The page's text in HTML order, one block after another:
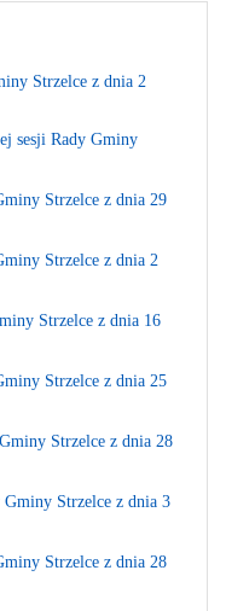
Strzelce z dnia 2
sesji Rady Gminy
Strzelce z dnia 29
Strzelce z dnia 2
Strzelce z dnia 16
Strzelce z dnia 25
Strzelce z dnia 28
Strzelce z dnia 3
Strzelce z dnia 28